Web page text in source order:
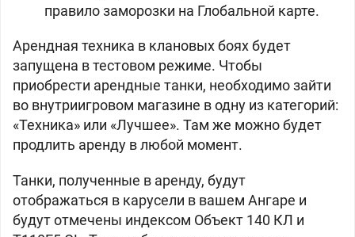
правило заморозки на Глобальной карте.
Арендная техника в клановых боях будет
запущена в тестовом режиме. Чтобы
приобрести арендные танки, необходимо зайти
во внутриигровом магазине в одну из категорий:
«Техника» или «Лучшее». Там же можно будет
продлить аренду в любой момент.
Танки, полученные в аренду, будут
отображаться в карусели в вашем Ангаре и
будут отмечены индексом Объект 140 КЛ и